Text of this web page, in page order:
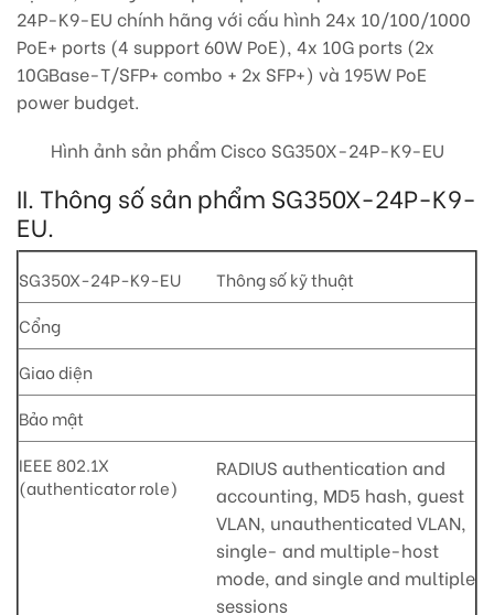
24P-K9-EU chính hãng với cấu hình 24x 10/100/1000
PoE+ ports (4 support 60W PoE), 4x 10G ports (2x
10GBase-T/SFP+ combo + 2x SFP+) và 195W PoE
power budget.
Hình ảnh sản phẩm Cisco SG350X-24P-K9-EU
II. Thông số sản phẩm SG350X-24P-K9-
EU.
SG350X-24P-K9-EU
Thông số kỹ thuật
Cổng
Giao diện
Bảo mật
IEEE 802.1X
(authenticator role)
RADIUS authentication and
accounting, MD5 hash, guest
VLAN, unauthenticated VLAN,
single- and multiple-host
mode, and single and multiple
sessions